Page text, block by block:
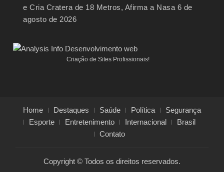
e Cria Cratera de 18 Metros, Afirma a Nasa 6 de
agosto de 2026
Criação de Sites Profissionais!
Home Destaques Saúde Política
Segurança
Esporte
Entretenimento Internacional
Brasil
Contato
Copyright © Todos os direitos reservados.